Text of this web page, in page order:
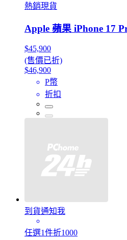
熱銷現貨
Apple 蘋果 iPhone 17
$45,900
(售價已折)
$46,900
P幣
折扣
到貨通知我
任選1件折1000